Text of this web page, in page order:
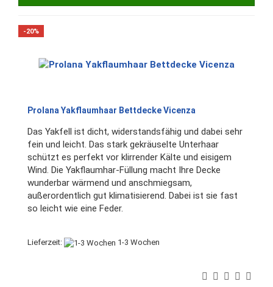
-20%
Prolana Yakflaumhaar Bettdecke Vicenza
Das Yakfell ist dicht, widerstandsfähig und dabei sehr
fein und leicht. Das stark gekräuselte Unterhaar
schützt es perfekt vor klirrender Kälte und eisigem
Wind. Die Yakflaumhar-Füllung macht Ihre Decke
wunderbar wärmend und anschmiegsam,
außerordentlich gut klimatisierend. Dabei ist sie fast
so leicht wie eine Feder.
Lieferzeit: 1-3 Wochen